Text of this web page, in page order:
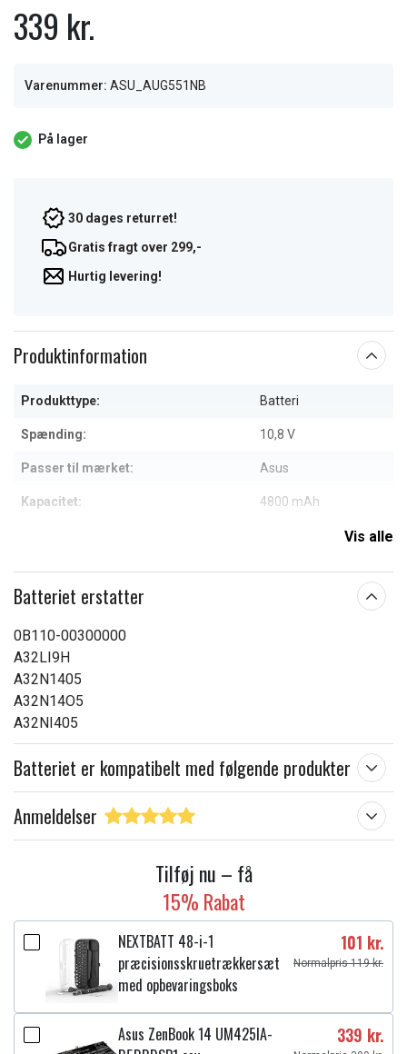
339 kr.
Varenummer: ASU_AUG551NB
På lager
30 dages returret!
Gratis fragt over 299,-
Hurtig levering!
Produktinformation
Produkttype: Batteri
Spænding: 10,8 V
Passer til mærket: Asus
Kapacitet: 4800 mAh
Vis alle
Batteriet erstatter
0B110-00300000
A32LI9H
A32N1405
A32N14O5
A32NI405
Batteriet er kompatibelt med følgende produkter
Anmeldelser
Tilføj nu – få
15% Rabat
NEXTBATT 48-i-1
præcisionsskruetrækkersæt
med opbevaringsboks
101 kr.
Normalpris 119 kr.
Asus ZenBook 14 UM425IA-
339 kr.